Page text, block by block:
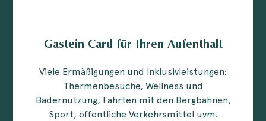
Gastein Card für Ihren Aufenthalt
Viele Ermäßigungen und Inklusivleistungen:
Thermenbesuche, Wellness und
Bädernutzung, Fahrten mit den Bergbahnen,
Sport, öffentliche Verkehrsmittel uvm.